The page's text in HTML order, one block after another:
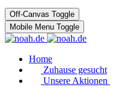
Off-Canvas Toggle
Mobile Menu Toggle
Home
Zuhause gesucht
Unsere Aktionen